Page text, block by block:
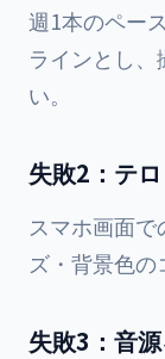
週1本のペー
ラインとし
い。
失敗2：テ
スマホ画面
ズ・背景色の
失敗3：音